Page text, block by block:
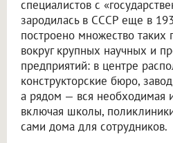
специалистов с
зародилась в СССР еще в
построено множество таких
вокруг крупных научных и
предприятий: в центре
конструкторские бюро,
а рядом — вся необходимая
включая школы,
сами дома для сотрудников.